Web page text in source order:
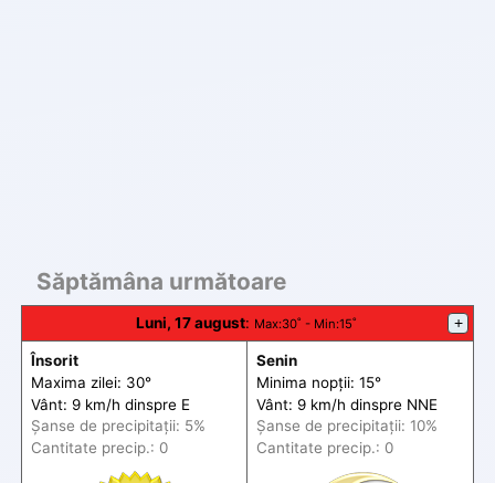
Săptămâna următoare
Luni, 17 august: Max:30˚ - Min:15˚ +
Însorit
Maxima zilei: 30°
Vânt: 9 km/h dinspre E
Șanse de precipitații: 5%
Cantitate precip.: 0
Senin
Minima nopții: 15°
Vânt: 9 km/h dinspre NNE
Șanse de precipitații: 10%
Cantitate precip.: 0